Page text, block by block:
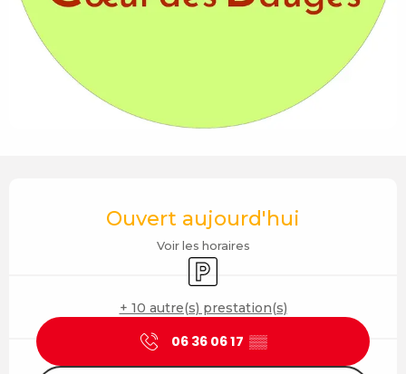
Ouvert aujourd'hui
Voir les horaires
Parking
+ 10 autre(s) prestation(s)
06 36 06 17 ▒▒